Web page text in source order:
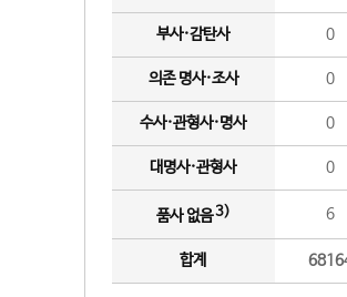
부사·감탄사 0
의존 명사·조사 0
수사·관형사·명사 0
대명사·관형사 0
품사 없음3) 6
합계